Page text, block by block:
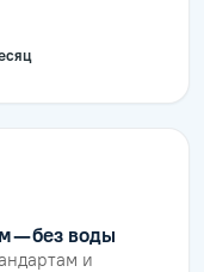
— без воды
и